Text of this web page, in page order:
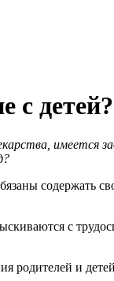
с детей?
имеется
содержать
с
родителей и